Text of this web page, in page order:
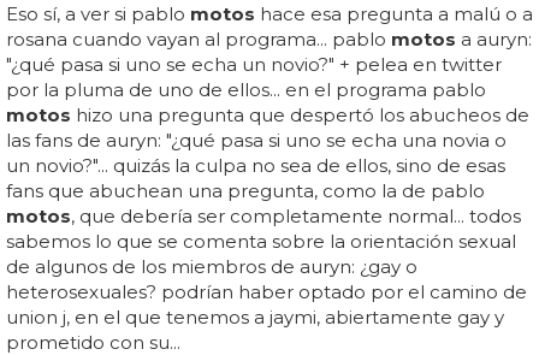
Eso sí, a ver si pablo motos hace esa pregunta a malú o a
rosana cuando vayan al programa... pablo motos a auryn:
"¿qué pasa si uno se echa un novio?" + pelea en twitter
por la pluma de uno de ellos... en el programa pablo
motos hizo una pregunta que despertó los abucheos de
las fans de auryn: "¿qué pasa si uno se echa una novia o
un novio?"... quizás la culpa no sea de ellos, sino de esas
fans que abuchean una pregunta, como la de pablo
motos, que debería ser completamente normal... todos
sabemos lo que se comenta sobre la orientación sexual
de algunos de los miembros de auryn: ¿gay o
heterosexuales? podrían haber optado por el camino de
union j, en el que tenemos a jaymi, abiertamente gay y
prometido con su...